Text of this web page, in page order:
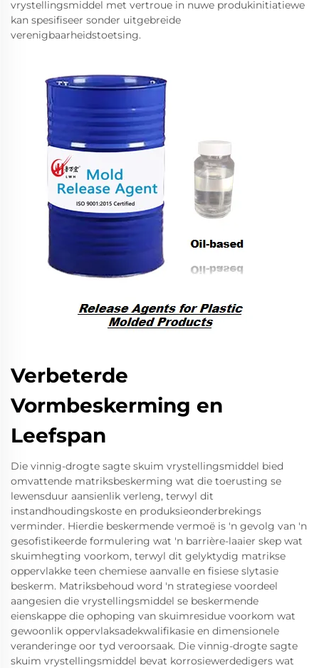
vrystellingsmiddel met vertroue in nuwe produkinitiatiewe
kan spesifiseer sonder uitgebreide
verenigbaarheidstoetsing.
Verbeterde
Vormbeskerming en
Leefspan
Die vinnig-drogte sagte skuim vrystellingsmiddel bied
omvattende matriksbeskerming wat die toerusting se
lewensduur aansienlik verleng, terwyl dit
instandhoudingskoste en produksieonderbrekings
verminder. Hierdie beskermende vermoë is 'n gevolg van 'n
gesofistikeerde formulering wat 'n barrière-laaier skep wat
skuimhegting voorkom, terwyl dit gelyktydig matrikse
oppervlakke teen chemiese aanvalle en fisiese slytasie
beskerm. Matriksbehoud word 'n strategiese voordeel
aangesien die vrystellingsmiddel se beskermende
eienskappe die ophoping van skuimresidue voorkom wat
gewoonlik oppervlaksadekwalifikasie en dimensionele
veranderinge oor tyd veroorsaak. Die vinnig-drogte sagte
skuim vrystellingsmiddel bevat korrosiewerdedigers wat